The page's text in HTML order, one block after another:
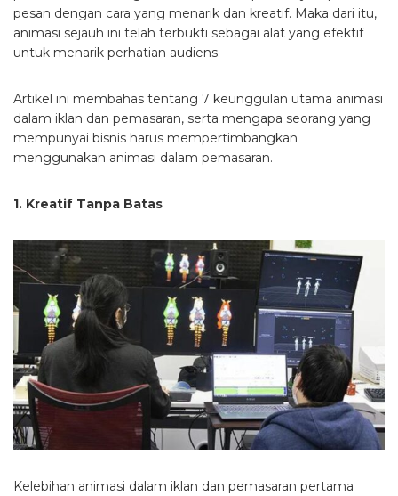
pesan dengan cara yang menarik dan kreatif. Maka dari itu,
animasi sejauh ini telah terbukti sebagai alat yang efektif
untuk menarik perhatian audiens.
Artikel ini membahas tentang 7 keunggulan utama animasi
dalam iklan dan pemasaran, serta mengapa seorang yang
mempunyai bisnis harus mempertimbangkan
menggunakan animasi dalam pemasaran.
1. Kreatif Tanpa Batas
Kelebihan animasi dalam iklan dan pemasaran pertama